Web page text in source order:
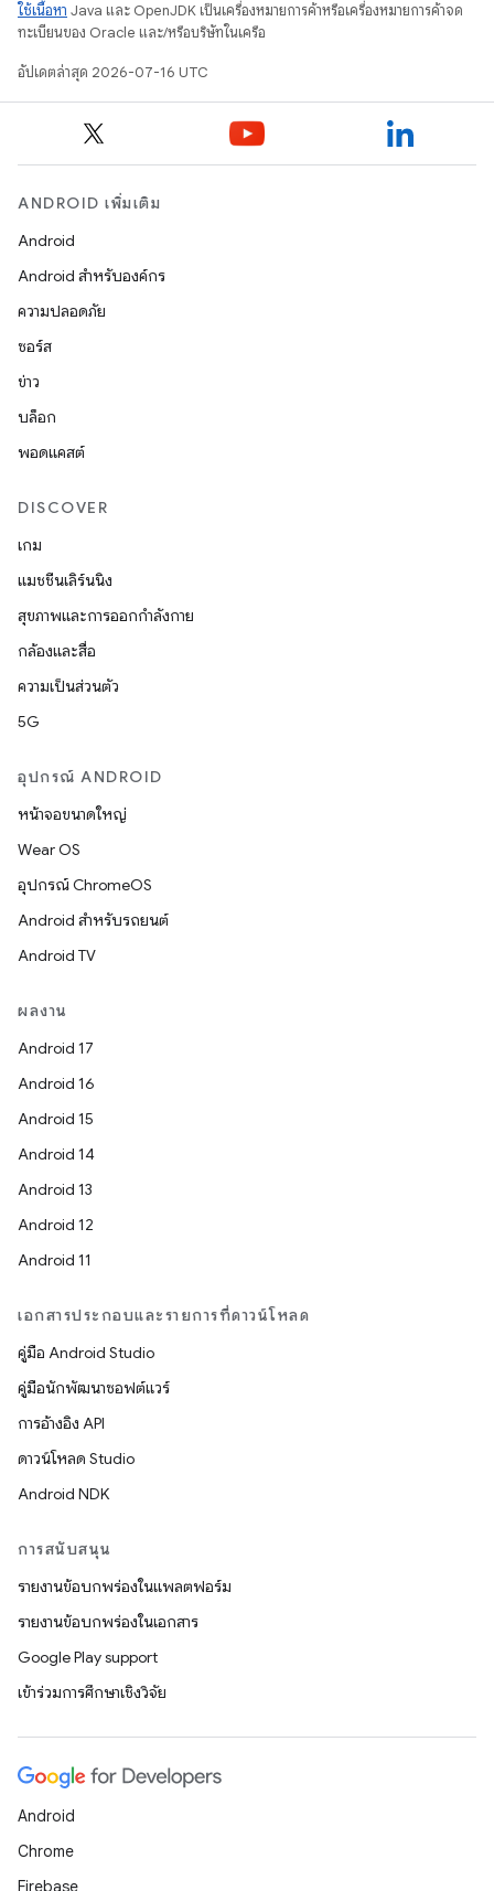
ใช้เนื้อหา Java และ OpenJDK เป็นเครื่องหมายการค้าหรือเครื่องหมายการค้าจด
ทะเบียนของ Oracle และ/หรือบริษัทในเครือ
อัปเดตล่าสุด 2026-07-16 UTC
ANDROID เพิ่มเติม
Android
Android สำหรับองค์กร
ความปลอดภัย
ซอร์ส
ข่าว
บล็อก
พอดแคสต์
DISCOVER
เกม
แมชชีนเลิร์นนิง
สุขภาพและการออกกำลังกาย
กล้องและสื่อ
ความเป็นส่วนตัว
5G
อุปกรณ์ ANDROID
หน้าจอขนาดใหญ่
Wear OS
อุปกรณ์ ChromeOS
Android สำหรับรถยนต์
Android TV
ผลงาน
Android 17
Android 16
Android 15
Android 14
Android 13
Android 12
Android 11
เอกสารประกอบและรายการที่ดาวน์โหลด
คู่มือ Android Studio
คู่มือนักพัฒนาซอฟต์แวร์
การอ้างอิง API
ดาวน์โหลด Studio
Android NDK
การสนับสนุน
รายงานข้อบกพร่องในแพลตฟอร์ม
รายงานข้อบกพร่องในเอกสาร
Google Play support
เข้าร่วมการศึกษาเชิงวิจัย
Android
Chrome
Firebase